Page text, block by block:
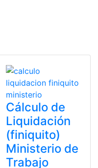
Cálculo de
Liquidación
(finiquito)
Ministerio de
Trabajo